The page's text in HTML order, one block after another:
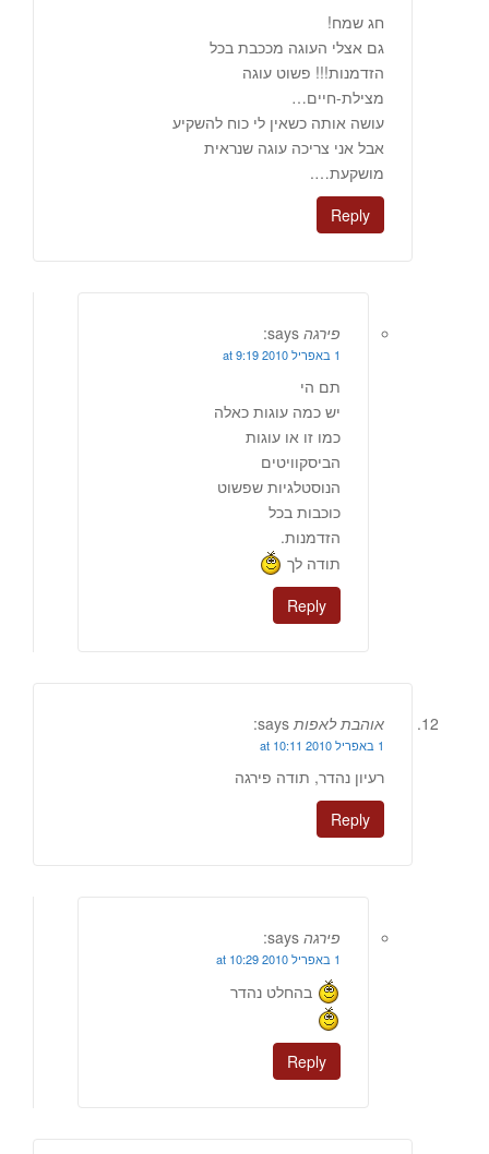
חג שמח!
גם אצלי העוגה מככבת בכל
הזדמנות!!! פשוט עוגה
מצילת-חיים…
עושה אותה כשאין לי כוח להשקיע
אבל אני צריכה עוגה שנראית
מושקעת….
Reply
פירגה says:
1 באפריל 2010 at 9:19
תם הי
יש כמה עוגות כאלה
כמו זו או עוגות
הביסקוויטים
הנוסטלגיות שפשוט
כוכבות בכל
הזדמנות.
תודה לך
Reply
אוהבת לאפות says:
1 באפריל 2010 at 10:11
רעיון נהדר, תודה פירגה
Reply
פירגה says:
1 באפריל 2010 at 10:29
בהחלט נהדר
Reply